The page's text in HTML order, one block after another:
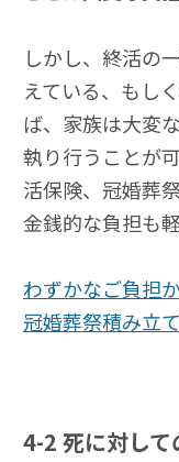
しかし、終活の
えている、もし
ば、家族は大変
執り行うことが
活保険、冠婚葬
金銭的な負担も
わずかなご負担
冠婚葬祭積み立
4-2 死に対し